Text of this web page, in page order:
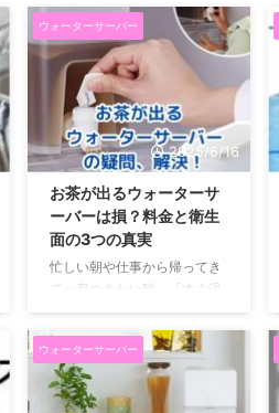
ん余っちゃった…」なんて困
った経験はありませんか？ こ
の記事では、専用グッズを使
ったサーバーなしで水を飲む
ための具体的な方法と、気に
なる衛生面や安全性について
もしっかり解説します。 さら
に、市販の水とのコスト比較
から、契約前に知らないと後
悔するかもしれない注意点ま
で、一歩踏み込んで見ていき
ォーターサーバーの水の安全
ーバーなしで水を使うための
便利なグッズが活躍するわけ
ですね ...
ウォーターサーバー
2025/6/16
お茶が出るウォーターサ
ーバーは損？料金と衛生
面の3つの真実
忙しい朝や仕事から帰ってき
て一息つきたい時、「すぐ温
思うこと、ありますよね。で
も、その都度お湯を沸かすの
は少し面倒だったり…。 も
し、そんな便利なサーバーが
ウォーターサーバー